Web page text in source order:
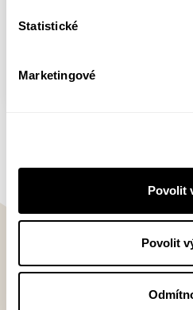
Statistické
Marketingové
Povolit
Povolit
Ďábelský komiksový
rodince se zálibou v temné
Táta Sloth, mamka Lucyfera,
benjamínek Leviatan se
satanissima nebo